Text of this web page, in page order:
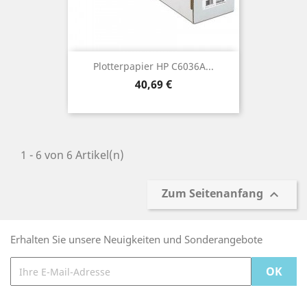
Plotterpapier HP C6036A...
Preis
40,69 €
1 - 6 von 6 Artikel(n)
Zum Seitenanfang 
Erhalten Sie unsere Neuigkeiten und Sonderangebote